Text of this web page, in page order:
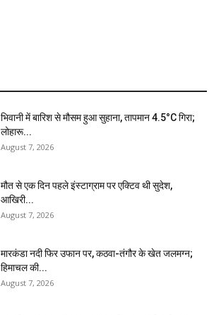
भिवानी में बारिश से मौसम हुआ सुहाना, तापमान 4.5°C गिरा;
लोहारू...
August 7, 2026
मौत से एक दिन पहले इंस्टाग्राम पर एक्टिव थी सुदेश,
आखिरी...
August 7, 2026
मारकंडा नदी फिर उफान पर, कठवा-तंगौर के खेत जलमग्न;
हिमाचल की...
August 7, 2026